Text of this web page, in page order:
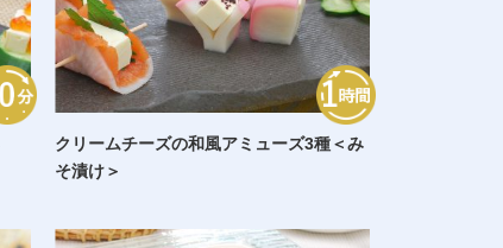
クリームチーズの和風アミューズ3種＜み
そ漬け＞